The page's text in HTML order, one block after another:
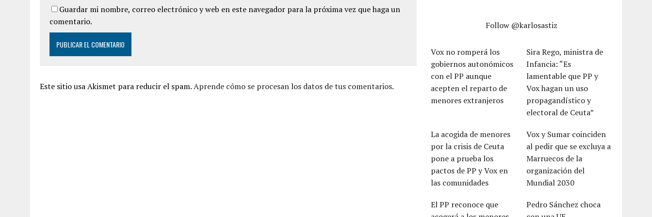
Guardar mi nombre, correo electrónico y web en este navegador para la próxima vez que haga un
comentario.
Este sitio usa Akismet para reducir el spam.Aprende cómo se procesan los datos de tus comentarios.
Follow @karlosastiz
Vox no romperá los
gobiernos autonómicos
con el PP aunque
acepten el reparto de
menores extranjeros
Sira Rego, ministra de
Infancia: “Es
lamentable que PP y
Vox hagan un uso
propagandístico y
electoral de Ceuta”
La acogida de menores
por la crisis de Ceuta
pone a prueba los
pactos de PP y Vox en
las comunidades
Vox y Sumar coinciden
al pedir que se excluya a
Marruecos de la
organización del
Mundial 2030
El PP reconoce que
Pedro Sánchez choca